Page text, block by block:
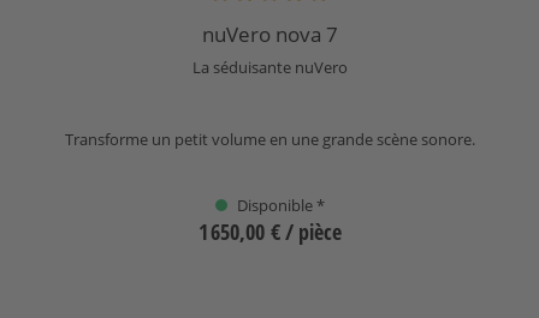
Note moyenne de 5 sur 5 étoiles
nuVero nova 7
La séduisante nuVero
Transforme un petit volume en une grande scène sonore.
Disponible *
1 650,00 €/ pièce